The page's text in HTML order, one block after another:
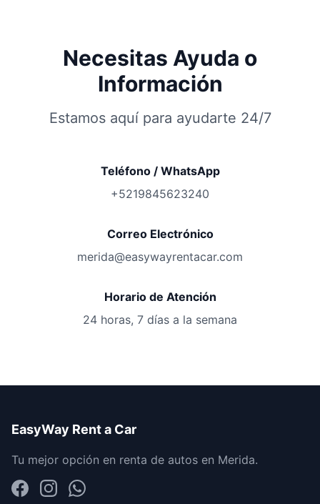
Necesitas Ayuda o
Información
Estamos aquí para ayudarte 24/7
Teléfono / WhatsApp
+5219845623240
Correo Electrónico
merida@easywayrentacar.com
Horario de Atención
24 horas, 7 días a la semana
EasyWay Rent a Car
Tu mejor opción en renta de autos en Merida.